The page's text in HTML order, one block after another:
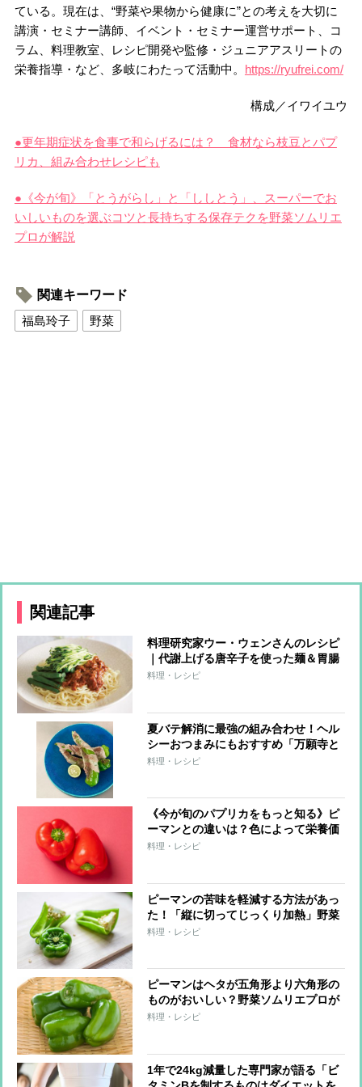
ている。現在は、“野菜や果物から健康に”との考えを大切に
講演・セミナー講師、イベント・セミナー運営サポート、コ
ラム、料理教室、レシピ開発や監修・ジュニアアスリートの
栄養指導・など、多岐にわたって活動中。 https://ryufrei.com/
構成／イワイユウ
●更年期症状を食事で和らげるには？ 食材なら枝豆とパプ
リカ、組み合わせレシピも
●《今が旬》「とうがらし」と「ししとう」、スーパーでお
いしいものを選ぶコツと長持ちする保存テクを野菜ソムリエ
プロが解説
関連キーワード
福島玲子
野菜
関連記事
料理研究家ウー・ウェンさんのレシピ
｜代謝上げる唐辛子を使った麺＆胃腸
を温めるおかゆなど7品
料理・レシピ
夏バテ解消に最強の組み合わせ！ヘル
シーおつまみにもおすすめ「万願寺と
うがらしの豚肉巻き」【市橋有里の美
料理・レシピ
《今が旬のパプリカをもっと知る》ピ
ーマンとの違いは？色によって栄養価
が異なる？野菜ソムリエプロが解説
料理・レシピ
ピーマンの苦味を軽減する方法があっ
た！「縦に切ってじっくり加熱」野菜
ソムリエプロが教える調理のコツ
料理・レシピ
ピーマンはヘタが五角形より六角形の
ものがおいしい？野菜ソムリエプロが
教える選び方のテクニック
料理・レシピ
1年で24kg減量した専門家が語る「ビ